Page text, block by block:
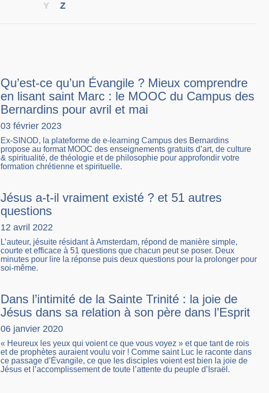
Y
Z
Qu’est-ce qu’un Évangile ? Mieux comprendre
en lisant saint Marc : le MOOC du Campus des
Bernardins pour avril et mai
03 février 2023
Ex-SINOD, la plateforme de e-learning Campus des Bernardins
propose au format MOOC des enseignements gratuits d’art, de culture
& spiritualité, de théologie et de philosophie pour approfondir votre
formation chrétienne et spirituelle.
Jésus a-t-il vraiment existé ? et 51 autres
questions
12 avril 2022
L’auteur, jésuite résidant à Amsterdam, répond de manière simple,
courte et efficace à 51 questions que chacun peut se poser. Deux
minutes pour lire la réponse puis deux questions pour la prolonger pour
soi-même.
Dans l’intimité de la Sainte Trinité : la joie de
Jésus dans sa relation à son père dans l’Esprit
06 janvier 2020
« Heureux les yeux qui voient ce que vous voyez » et que tant de rois
et de prophètes auraient voulu voir ! Comme saint Luc le raconte dans
ce passage d’Évangile, ce que les disciples voient est bien la joie de
Jésus et l’accomplissement de toute l’attente du peuple d’Israël.